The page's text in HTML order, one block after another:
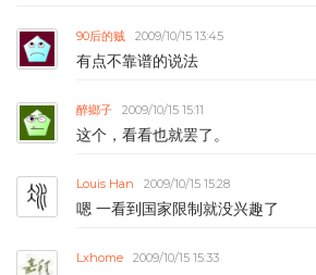
90后的贼 2009/10/15 13:45
有点不靠谱的说法
醉鄉子 2009/10/15 15:11
这个，看看也就罢了。
Louis Han 2009/10/15 15:28
嗯 一看到国家限制就没兴趣了
Lxhome 2009/10/15 15:33